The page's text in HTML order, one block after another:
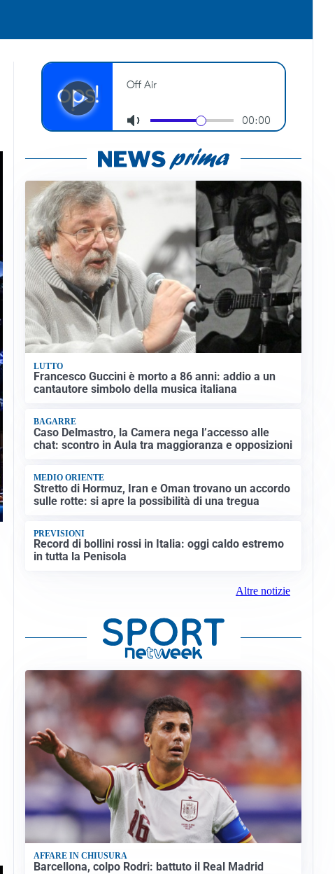
LUTTO
Francesco Guccini è morto a 86 anni: addio a un
cantautore simbolo della musica italiana
BAGARRE
Caso Delmastro, la Camera nega l’accesso alle
chat: scontro in Aula tra maggioranza e opposizioni
MEDIO ORIENTE
Stretto di Hormuz, Iran e Oman trovano un accordo
sulle rotte: si apre la possibilità di una tregua
PREVISIONI
Record di bollini rossi in Italia: oggi caldo estremo
in tutta la Penisola
Altre notizie
AFFARE IN CHIUSURA
Barcellona, colpo Rodri: battuto il Real Madrid